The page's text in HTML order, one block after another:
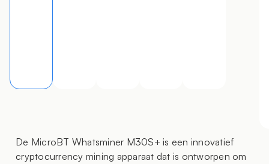
De MicroBT Whatsminer M30S+ is een innovatief
cryptocurrency mining apparaat dat is ontworpen om